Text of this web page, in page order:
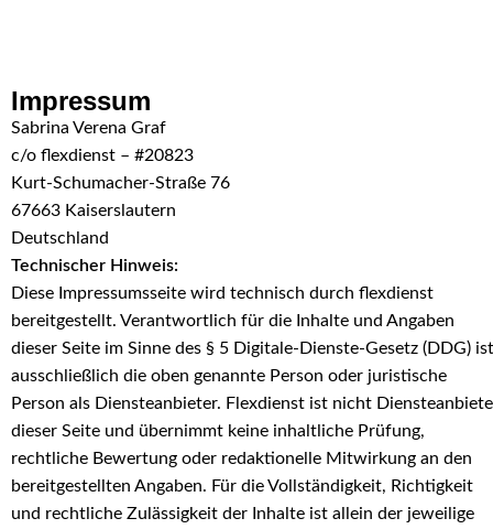
Impressum
Sabrina Verena Graf
c/o flexdienst – #20823
Kurt-Schumacher-Straße 76
67663 Kaiserslautern
Deutschland
Technischer Hinweis:
Diese Impressumsseite wird technisch durch flexdienst
bereitgestellt. Verantwortlich für die Inhalte und Angaben
dieser Seite im Sinne des § 5 Digitale-Dienste-Gesetz (DDG) ist
ausschließlich die oben genannte Person oder juristische
Person als Diensteanbieter. Flexdienst ist nicht
dieser Seite und übernimmt keine inhaltliche Prüfung,
rechtliche Bewertung oder redaktionelle Mitwirkung an den
bereitgestellten Angaben. Für die Vollständigkeit, Richtigkeit
und rechtliche Zulässigkeit der Inhalte ist allein der jeweilige